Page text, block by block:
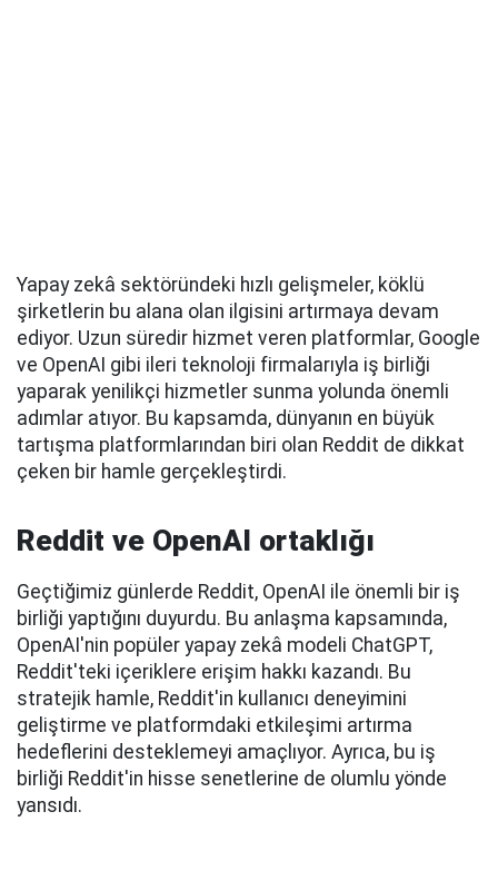
Yapay zekâ sektöründeki hızlı gelişmeler, köklü
şirketlerin bu alana olan ilgisini artırmaya devam
ediyor. Uzun süredir hizmet veren platformlar, Google
ve OpenAI gibi ileri teknoloji firmalarıyla iş birliği
yaparak yenilikçi hizmetler sunma yolunda önemli
adımlar atıyor. Bu kapsamda, dünyanın en büyük
tartışma platformlarından biri olan Reddit de dikkat
çeken bir hamle gerçekleştirdi.
Reddit ve OpenAI ortaklığı
Geçtiğimiz günlerde Reddit, OpenAI ile önemli bir iş
birliği yaptığını duyurdu. Bu anlaşma kapsamında,
OpenAI'nin popüler yapay zekâ modeli ChatGPT,
Reddit'teki içeriklere erişim hakkı kazandı. Bu
stratejik hamle, Reddit'in kullanıcı deneyimini
geliştirme ve platformdaki etkileşimi artırma
hedeflerini desteklemeyi amaçlıyor. Ayrıca, bu iş
birliği Reddit'in hisse senetlerine de olumlu yönde
yansıdı.